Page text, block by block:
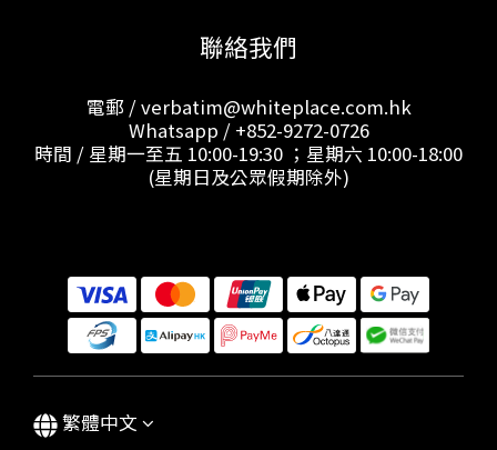
聯絡我們
電郵 / verbatim@whiteplace.com.hk
Whatsapp / +852-9272-0726
時間 / 星期一至五 10:00-19:30 ；星期六 10:00-18:00
(星期日及公眾假期除外)
繁體中文